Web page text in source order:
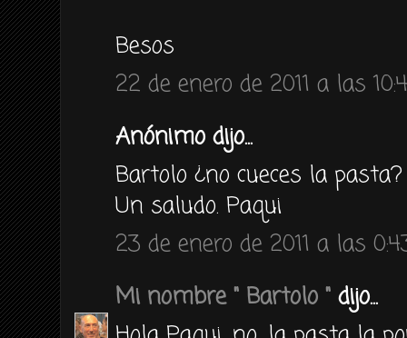
Besos
22 de enero de 2011 a las
Anónimo dijo...
Bartolo ¿no cueces la pasta?
Un saludo. Paqui
23 de enero de 2011 a las
Mi nombre " Bartolo " dijo...